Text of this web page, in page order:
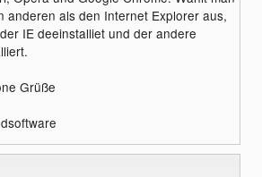
anderen als den Internet Explorer aus,
IE deeinstalliet und der andere
Grüße